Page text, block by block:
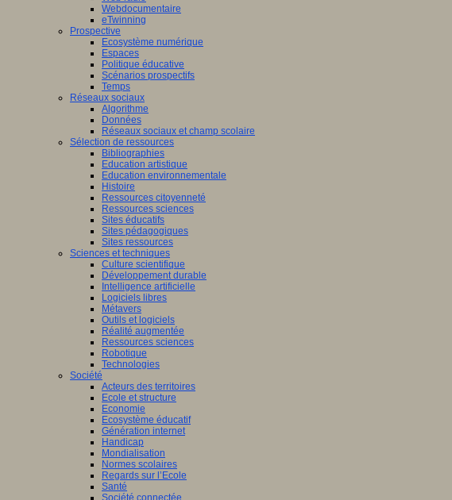
Webdocumentaire
eTwinning
Prospective
Ecosystème numérique
Espaces
Politique éducative
Scénarios prospectifs
Temps
Réseaux sociaux
Algorithme
Données
Réseaux sociaux et champ scolaire
Sélection de ressources
Bibliographies
Education artistique
Education environnementale
Histoire
Ressources citoyenneté
Ressources sciences
Sites éducatifs
Sites pédagogiques
Sites ressources
Sciences et techniques
Culture scientifique
Développement durable
Intelligence artificielle
Logiciels libres
Métavers
Outils et logiciels
Réalité augmentée
Ressources sciences
Robotique
Technologies
Société
Acteurs des territoires
Ecole et structure
Economie
Ecosystème éducatif
Génération internet
Handicap
Mondialisation
Normes scolaires
Regards sur l’Ecole
Santé
Société connectée